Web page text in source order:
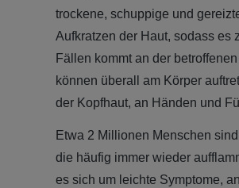
trockene, schuppige und
Aufkratzen der Haut, sodass es
Fällen kommt an der
können überall am Körper
der Kopfhaut, an Händen und
Etwa 2 Millionen Menschen
die häufig immer wieder
es sich um leichte Symptome,